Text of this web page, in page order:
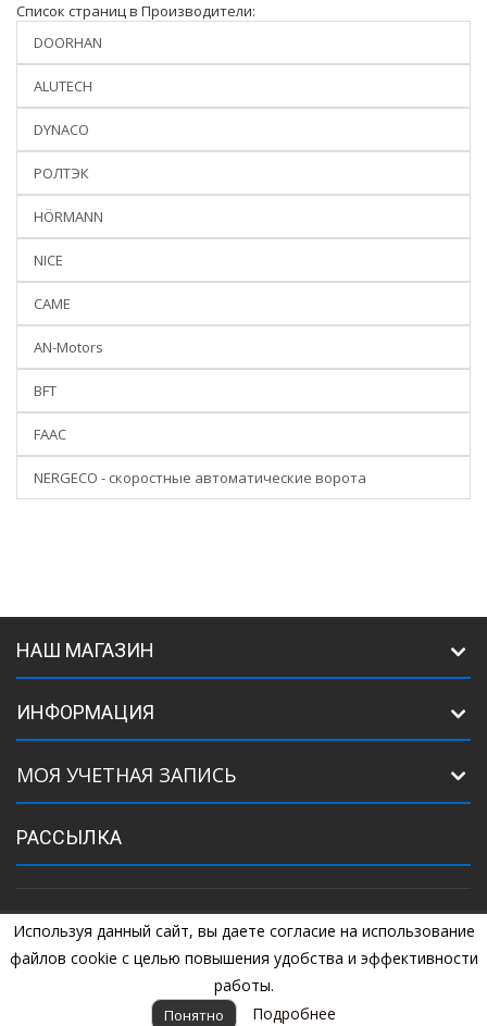
Используя данный сайт, вы даете согласие на использование
файлов cookie с целью повышения удобства и эффективности
работы.
Понятно Подробнее
Список страниц в Производители:
DOORHAN
ALUTECH
DYNACO
РОЛТЭК
HÖRMANN
NICE
CAME
AN-Motors
BFT
FAAC
NERGECO - скоростные автоматические ворота
НАШ МАГАЗИН
ИНФОРМАЦИЯ
МОЯ УЧЕТНАЯ ЗАПИСЬ
РАССЫЛКА
©2005Комплектующие для ворот. +7 (925) 507-07-34, +7 (925) 507-
04-44